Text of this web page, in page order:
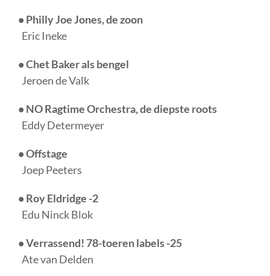
• Philly Joe Jones, de zoon
Eric Ineke
• Chet Baker als bengel
Jeroen de Valk
• NO Ragtime Orchestra, de diepste roots
Eddy Determeyer
• Offstage
Joep Peeters
• Roy Eldridge -2
Edu Ninck Blok
• Verrassend! 78-toeren labels -25
Ate van Delden